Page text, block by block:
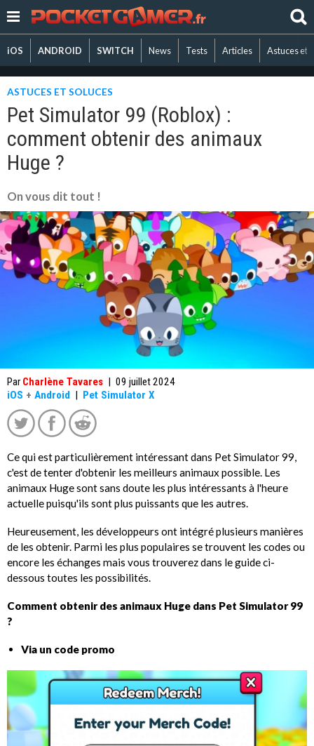
iOS ANDROID SWITCH News Tests Articles Astuces et
ASTUCES ET SOLUCES
Pet Simulator 99 (Roblox) :
comment obtenir des animaux
Huge ?
On vous dit tout !
Par Charlène Tavares | 09 juillet 2024
iOS + Android | Pet Simulator X
Ce qui est particulièrement intéressant dans Pet Simulator 99,
c'est de tenter d'obtenir les meilleurs animaux possible. Les
animaux Huge sont sans doute les plus intéressants à l'heure
actuelle puisqu'ils sont plus puissants que les autres.
Heureusement, les développeurs ont intégré plusieurs manières
de les obtenir. Parmi les plus populaires se trouvent les codes ou
encore les échanges mais vous trouverez dans le guide ci-
dessous toutes les possibilités.
Comment obtenir des animaux Huge dans Pet Simulator 99
?
Via un code promo